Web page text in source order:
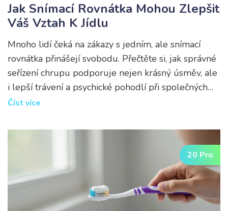
Jak Snímací Rovnátka Mohou Zlepšit
Váš Vztah K Jídlu
Mnoho lidí čeká na zákazy s jedním, ale snímací
rovnátka přinášejí svobodu. Přečtěte si, jak správné
seřízení chrupu podporuje nejen krásný úsměv, ale
i lepší trávení a psychické pohodlí při společných
obědech.
Číst více
20 Pro